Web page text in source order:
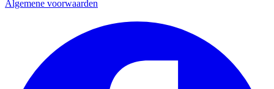
Algemene voorwaarden